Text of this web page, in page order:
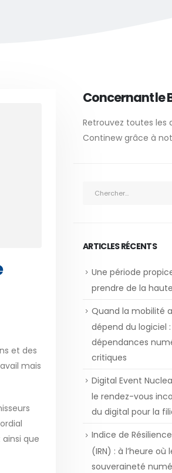
et des
mais
que
Concernant le
Retrouvez toutes les
Continew grâce à
ARTICLES RÉCENTS
Une période
prendre de la
Quand la mobilité
dépend du logiciel
dépendances
critiques
Digital Event
le rendez-vous
du digital pour la
Indice de
(IRN) : à l’heure où
souveraineté